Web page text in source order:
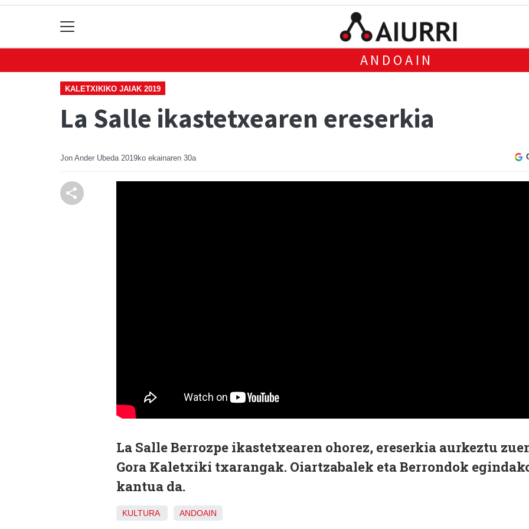
ANDOAIN
KALETXIKIKO JAIAK 2019
La Salle ikastetxearen ereserkia
Jon Ander Ubeda 2019ko ekainaren 30a
La Salle Berrozpe ikastetxearen ohorez, ereserkia aurkeztu
Gora Kaletxiki txarangak. Oiartzabalek eta Berrondok
kantua da.
KULTURA ANDOAIN